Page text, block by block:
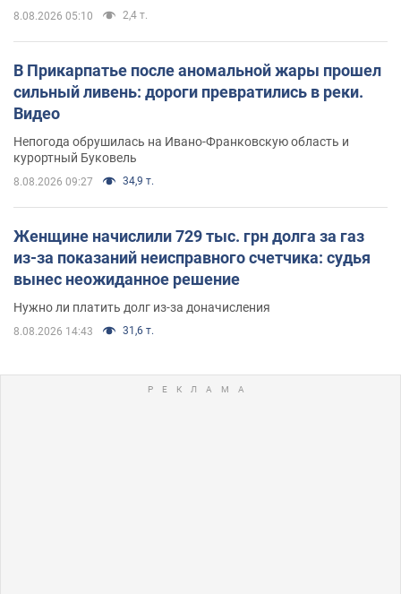
8.08.2026 05:10 2,4 т.
В Прикарпатье после аномальной жары прошел
сильный ливень: дороги превратились в реки.
Видео
Непогода обрушилась на Ивано-Франковскую область и
курортный Буковель
8.08.2026 09:27 34,9 т.
Женщине начислили 729 тыс. грн долга за газ
из-за показаний неисправного счетчика: судья
вынес неожиданное решение
Нужно ли платить долг из-за доначисления
8.08.2026 14:43 31,6 т.